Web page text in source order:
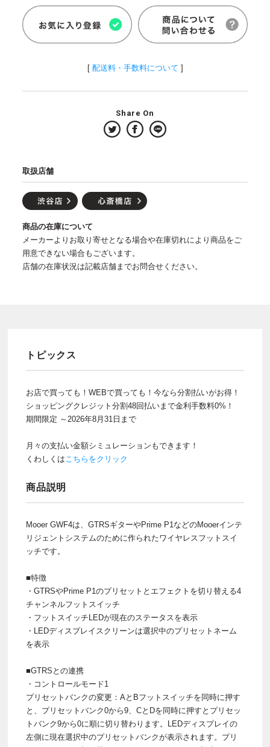
[ 配送料・手数料について ]
Share On
取扱店舗
商品の在庫について
メーカーよりお取り寄せとなる場合や在庫切れにより商品をご
用意できない場合もございます。
店舗の在庫状況は記載店舗までお問合せください。
トピックス
お店で買っても！WEBで買っても！今なら分割払いがお得！
ショッピングクレジット分割48回払いまで金利手数料0%！
期間限定 ～2026年8月31日まで
月々の支払い金額シミュレーションもできます！
くわしくはこちらをクリック
商品説明
Mooer GWF4は、GTRSギターやPrime P1などのMooerインテ
リジェントシステムのために作られたワイヤレスフットスイ
ッチです。
■特徴
・GTRSやPrime P1のプリセットとエフェクトを切り替える4
チャンネルフットスイッチ
・フットスイッチLEDが現在のステータスを表示
・LEDディスプレイスクリーンは選択中のプリセットネーム
を表示
■GTRSとの連携
・コントロールモード1
プリセットバンクの変更：AとBフットスイッチを同時に押す
と、プリセットバンク0から9、CとDを同時に押すとプリセッ
トバンク9から0に順に切り替わります。LEDディスプレイの
左側に現在選択中のプリセットバンクが表示されます。プリ